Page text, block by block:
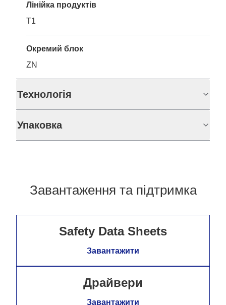
Лінійка продуктів
T1
Окремий блок
ZN
Технологія
Упаковка
Завантаження та підтримка
Safety Data Sheets
Завантажити
Драйвери
Завантажити